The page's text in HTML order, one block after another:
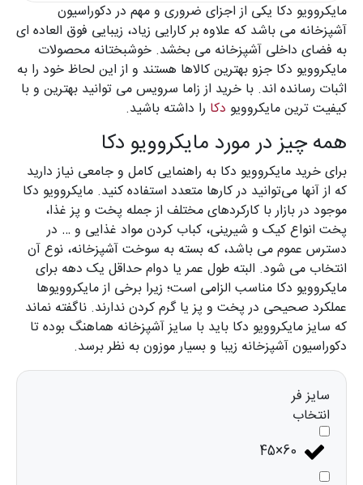
سایز فر
انتخاب
60×45
مایکروویو دکا یکی از اجزای ضروری و مهم در دکوراسیون
آشپزخانه می باشد که علاوه بر کارایی زیاد، زیبایی فوق العاده ای
به فضای داخلی آشپزخانه می بخشد. خوشبختانه محصولات
مایکروویو دکا جزو بهترین کالاها هستند و از این لحاظ خود را به
اثبات رسانده اند. با خرید از زاما سرویس می توانید بهترین و با
کیفیت ترین مایکروویو دکا را داشته باشید.
همه چیز در مورد مایکروویو دکا
برای خرید مایکروویو دکا به راهنمایی کامل و جامعی نیاز دارید
که از آنها می‌توانید در کارها متعدد استفاده کنید. مایکروویو دکا
موجود در بازار با کارکردهای مختلف از جمله پخت و پز غذا،
پخت انواع کیک و شیرینی، کباب کردن مواد غذایی و … در
دسترس عموم می باشد، که بسته به سوخت آشپزخانه، نوع آن
انتخاب می شود. البته طول عمر یا دوام حداقل یک دهه برای
مایکروویو دکا مناسب الزامی است؛ زیرا برخی از مایکروویوها
عملکرد صحیحی در پخت و پز یا گرم کردن ندارند. ناگفته نماند
که سایز مایکروویو دکا باید با سایز آشپزخانه هماهنگ بوده تا
دکوراسیون آشپزخانه زیبا و بسیار موزون به نظر برسد.